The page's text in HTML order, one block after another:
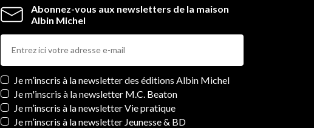
Abonnez-vous aux newsletters de la maison
Albin Michel
Newsletters
Je m’inscris à la newsletter des éditions Albin Michel
Je m'inscris à la newsletter M.C. Beaton
Je m’inscris à la newsletter Vie pratique
Je m’inscris à la newsletter Jeunesse & BD